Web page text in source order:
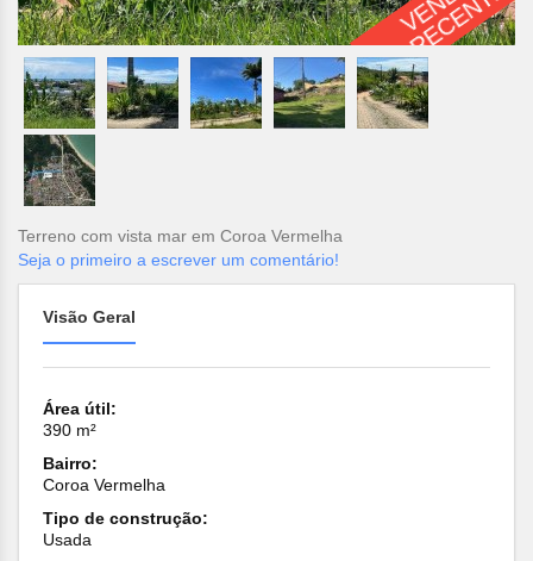
Terreno com vista mar em Coroa Vermelha
Seja o primeiro a escrever um comentário!
Visão Geral
Área útil:
390 m²
Bairro:
Coroa Vermelha
Tipo de construção:
Usada